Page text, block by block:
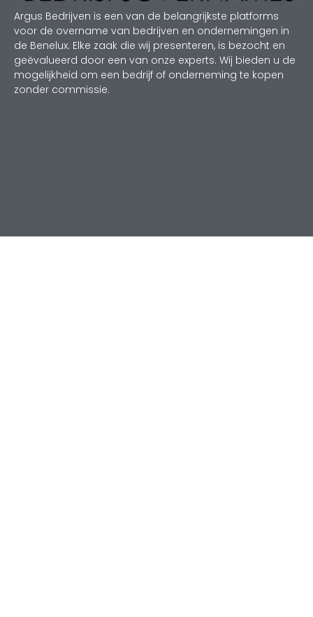
Argus Bedrijven is een van de belangrijkste platforms
voor de overname van bedrijven en ondernemingen in
de Benelux. Elke zaak die wij presenteren, is bezocht en
geëvalueerd door een van onze experts. Wij bieden u de
mogelijkheid om een bedrijf of onderneming te kopen
zonder commissie.